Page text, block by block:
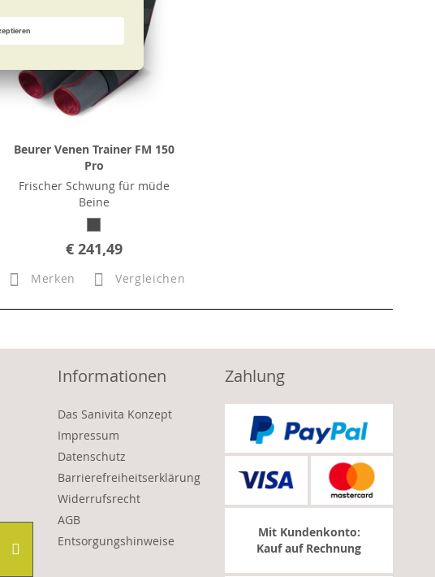
Beurer Venen Trainer FM 150
Pro
Frischer Schwung für müde
Beine
€ 241,49
Merken Vergleichen
Informationen
Das Sanivita Konzept
Impressum
Datenschutz
Barrierefreiheitserklärung
Widerrufsrecht
AGB
Entsorgungshinweise
Zahlung
Mit Kundenkonto:
Kauf auf Rechnung